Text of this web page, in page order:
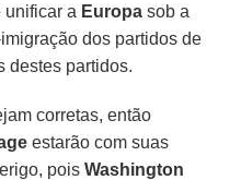
unificar a Europa sob a
dos partidos de
destes partidos.
corretas, então
estarão com suas
poisWashington